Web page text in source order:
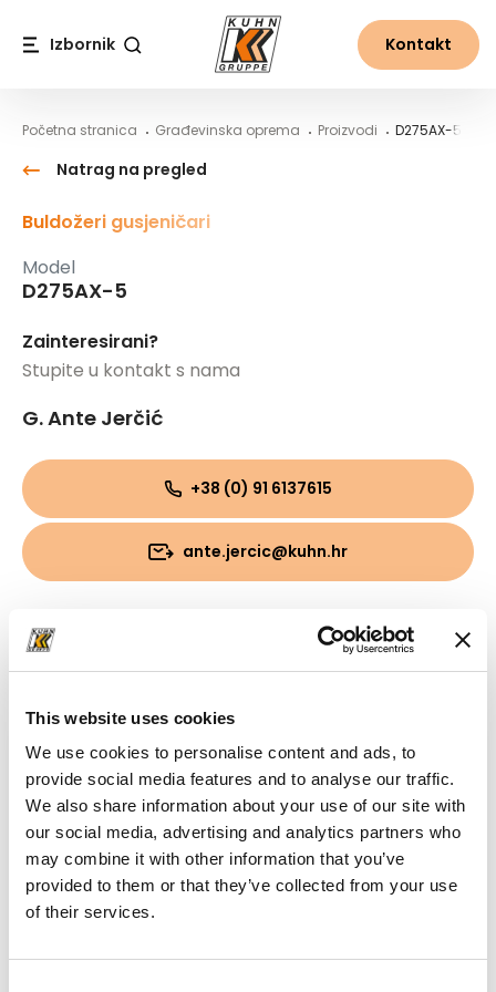
This website uses cookies
We use cookies to personalise content and ads, to
provide social media features and to analyse our traffic.
We also share information about your use of our site with
our social media, advertising and analytics partners who
may combine it with other information that you’ve
provided to them or that they’ve collected from your use
of their services.
Izbornik Kontakt
Početna stranica Građevinska oprema Proizvodi D275AX-5
Natrag na pregled
Buldožeri gusjeničari
Model
D275AX-5
Zainteresirani?
Stupite u kontakt s nama
G. Ante Jerčić
+38 (0) 91 6137615
ante.jercic@kuhn.hr
Preuzimanja